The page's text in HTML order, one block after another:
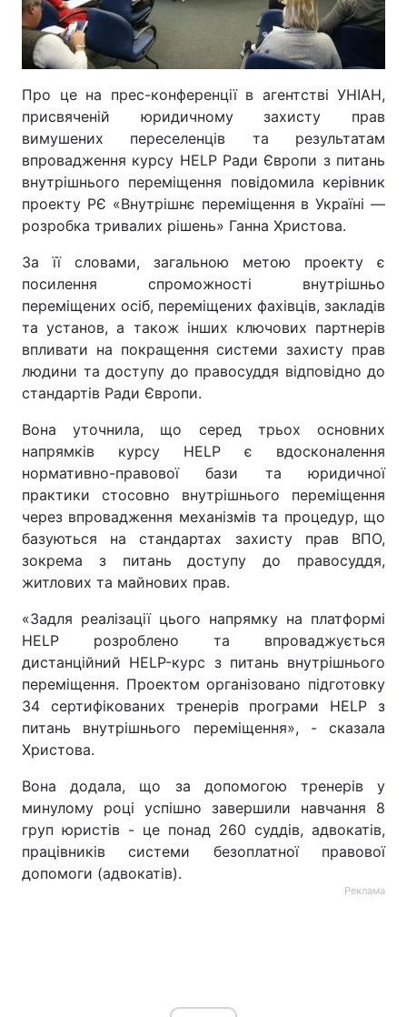
Про це на прес-конференції в агентстві УНІАН,
присвяченій юридичному захисту прав
вимушених переселенців та результатам
впровадження курсу HELP Ради Європи з питань
внутрішнього переміщення повідомила керівник
проекту РЄ «Внутрішнє переміщення в Україні —
розробка тривалих рішень» Ганна Христова.
За її словами, загальною метою проекту є
посилення спроможності внутрішньо
переміщених осіб, переміщених фахівців, закладів
та установ, а також інших ключових партнерів
впливати на покращення системи захисту прав
людини та доступу до правосуддя відповідно до
стандартів Ради Європи.
Вона уточнила, що серед трьох основних
напрямків курсу HELP є вдосконалення
нормативно-правової бази та юридичної
практики стосовно внутрішнього переміщення
через впровадження механізмів та процедур, що
базуються на стандартах захисту прав ВПО,
зокрема з питань доступу до правосуддя,
житлових та майнових прав.
«Задля реалізації цього напрямку на платформі
HELP розроблено та впроваджується
дистанційний HELP-курс з питань внутрішнього
переміщення. Проектом організовано підготовку
34 сертифікованих тренерів програми HELP з
питань внутрішнього переміщення», - сказала
Христова.
Вона додала, що за допомогою тренерів у
минулому році успішно завершили навчання 8
груп юристів - це понад 260 суддів, адвокатів,
працівників системи безоплатної правової
допомоги (адвокатів).
Реклама